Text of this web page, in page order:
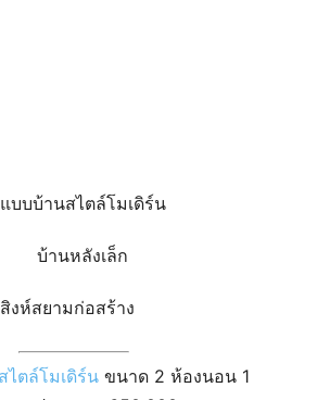
ห์สยามก่อสร้าง
ไตล์โมเดิร์น ขนาด 2 ห้องนอน 1